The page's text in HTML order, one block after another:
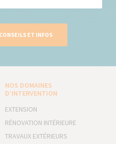
ET INFOS
NOS DOMAINES
D’INTERVENTION
EXTENSION
RÉNOVATION INTÉRIEURE
TRAVAUX EXTÉRIEURS